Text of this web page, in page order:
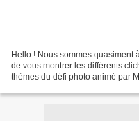
Hello ! Nous sommes quasiment
de vous montrer les différents
thèmes du défi photo animé par